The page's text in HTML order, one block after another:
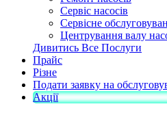
Сервіс насосів
Сервісне
Центрування валу
Дивитись Все Послуги
Прайс
Різне
Подати заявку на
Акції